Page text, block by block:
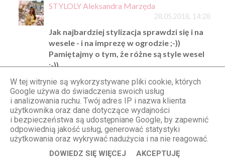
STYLOLY Aleksandra Marzęda
28.05.2018, 14:28
Jak najbardziej stylizacja sprawdzi się i na
wesele - i na imprezę w ogrodzie ;-))
Pamiętajmy o tym, że różne są style wesel
;-))
Odpowiedz
Anonimowy
28.05.2018, 06:56
Ja od pewnego czasu wykorzystuje tą sukienkę w
wersji do kolan jako sukienke ciążowa. Ma dość
W tej witrynie są wykorzystywane pliki cookie, których
Google używa do świadczenia swoich usług
i analizowania ruchu. Twój adres IP i nazwa klienta
użytkownika oraz dane dotyczące wydajności
i bezpieczeństwa są udostępniane Google, by zapewnić
odpowiednią jakość usług, generować statystyki
użytkowania oraz wykrywać nadużycia i na nie reagować.
DOWIEDZ SIĘ WIĘCEJ AKCEPTUJĘ